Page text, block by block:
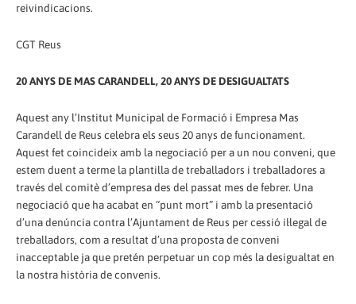
reivindicacions.
CGT Reus
20 ANYS DE MAS CARANDELL, 20 ANYS DE DESIGUALTATS
Aquest any l’Institut Municipal de Formació i Empresa Mas
Carandell de Reus celebra els seus 20 anys de funcionament.
Aquest fet coincideix amb la negociació per a un nou conveni, que
estem duent a terme la plantilla de treballadors i treballadores a
través del comitè d’empresa des del passat mes de febrer. Una
negociació que ha acabat en “punt mort” i amb la presentació
d’una denúncia contra l’Ajuntament de Reus per cessió il·legal de
treballadors, com a resultat d’una proposta de conveni
inacceptable ja que pretén perpetuar un cop més la desigualtat en
la nostra història de convenis.